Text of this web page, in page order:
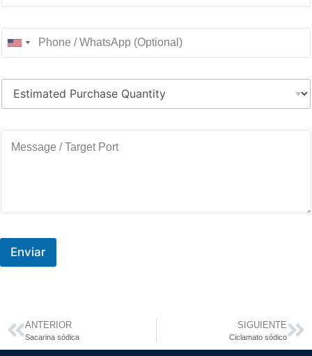
Enviar
ANTERIOR
Sacarina sódica
SIGUIENTE
Ciclamato sódico